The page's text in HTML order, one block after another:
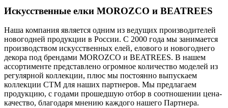
Искусственные елки MOROZCO и BEATREES
Наша компания является одним из ведущих производителей
новогодней продукции в России. С 2000 года мы занимается
производством искусственных елей, елового и новогоднего
декора под брендами MOROZCO и BEATREES. В нашем
ассортименте представлено огромное количество моделей из
регулярной коллекции, плюс мы постоянно выпускаем
коллекции CTM для наших партнеров. Мы предлагаем
продукцию, с годами прошедшую отбор в соотношении цена-
качество, благодаря мнению каждого нашего Партнера.